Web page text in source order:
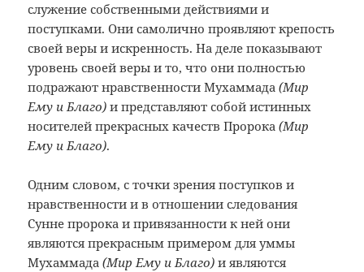
служение собственными действиями и
поступками. Они самолично проявляют крепость
своей веры и искренность. На деле показывают
уровень своей веры и то, что они полностью
подражают нравственности Мухаммада(Мир
Ему и Благо) и представляют собой истинных
носителей прекрасных качеств Пророка(Мир
Ему и Благо).
Одним словом, с точки зрения поступков и
нравственности и в отношении следования
Сунне пророка и привязанности к ней они
являются прекрасным примером для уммы
Мухаммада(Мир Ему и Благо) и являются